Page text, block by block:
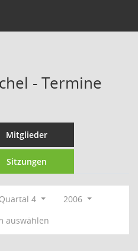
- Termine
Mitglieder
Sitzungen
Quartal 4
2006
auswählen